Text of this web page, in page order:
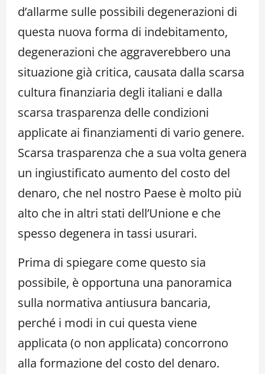
d’allarme sulle possibili degenerazioni di
questa nuova forma di indebitamento,
degenerazioni che aggraverebbero una
situazione già critica, causata dalla scarsa
cultura finanziaria degli italiani e dalla
scarsa trasparenza delle condizioni
applicate ai finanziamenti di vario genere.
Scarsa trasparenza che a sua volta genera
un ingiustificato aumento del costo del
denaro, che nel nostro Paese è molto più
alto che in altri stati dell’Unione e che
spesso degenera in tassi usurari.
Prima di spiegare come questo sia
possibile, è opportuna una panoramica
sulla normativa antiusura bancaria,
perché i modi in cui questa viene
applicata (o non applicata) concorrono
alla formazione del costo del denaro.